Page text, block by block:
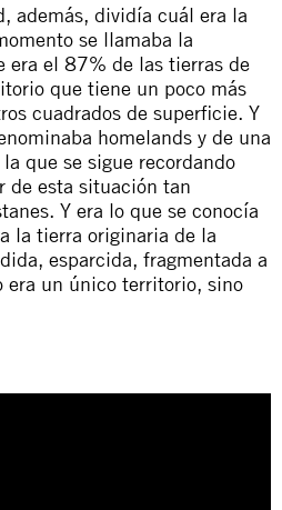
, además, dividía cuál era la
se llamaba la
era el 87% de las tierras de
que tiene un poco más
cuadrados de superficie. Y
homelands y de una
que se sigue recordando
de esta situación tan
Y era lo que se conocía
la tierra originaria de la
esparcida, fragmentada a
era un único territorio, sino